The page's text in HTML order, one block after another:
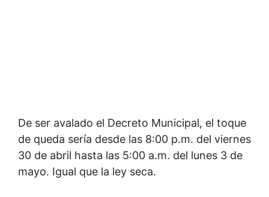
De ser avalado el Decreto Municipal, el toque
de queda sería desde las 8:00 p.m. del viernes
30 de abril hasta las 5:00 a.m. del lunes 3 de
mayo. Igual que la ley seca.